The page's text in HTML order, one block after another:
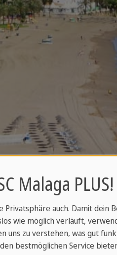
du
Malaga PLUS!
Privatsphäre auch. Damit dein
wie möglich verläuft,
uns zu verstehen, was gut
bestmöglichen Service